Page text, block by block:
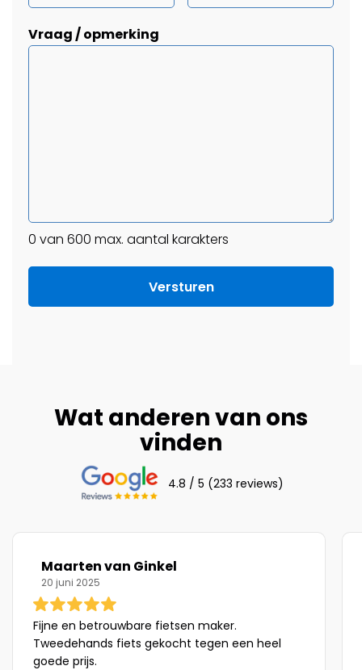
Vraag / opmerking
0 van 600 max. aantal karakters
Wat anderen van ons
vinden
4.8 / 5 (233 reviews)
Maarten van Ginkel
20 juni 2025
Fijne en betrouwbare fietsen maker.
Tweedehands fiets gekocht tegen een heel
goede prijs.